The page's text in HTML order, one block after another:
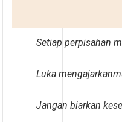
Setiap perpisahan
Luka
Jangan biarkan